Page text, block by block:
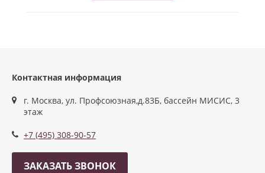
Контактная информация
г. Москва, ул. Профсоюзная,д.83Б, бассейн МИСИС, 3
этаж
+7 (495) 308-90-57
ЗАКАЗАТЬ ЗВОНОК